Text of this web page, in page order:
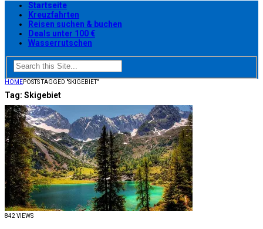
Startseite
Kreuzfahrten
Reisen suchen & buchen
Deals unter 100 €
Wasserrutschen
HOMEPOSTS TAGGED "SKIGEBIET"
Tag: Skigebiet
842 VIEWS